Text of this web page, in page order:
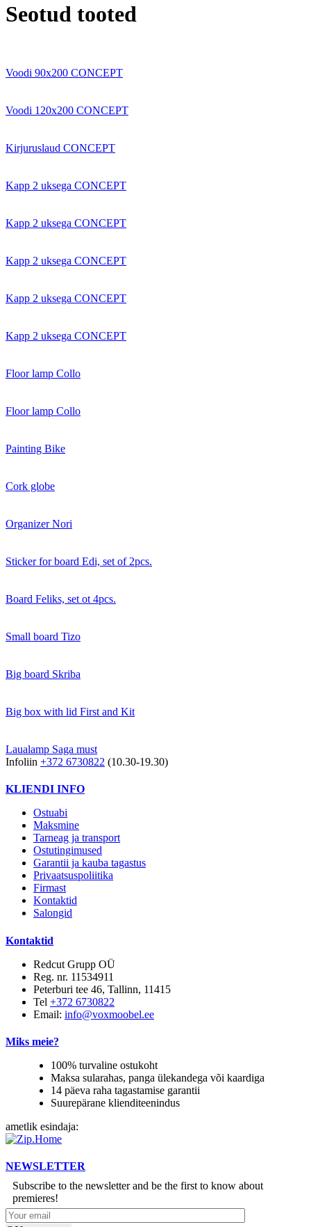
Seotud tooted
Voodi 90x200 CONCEPT
Voodi 120x200 CONCEPT
Kirjuruslaud CONCEPT
Kapp 2 uksega CONCEPT
Kapp 2 uksega CONCEPT
Kapp 2 uksega CONCEPT
Kapp 2 uksega CONCEPT
Kapp 2 uksega CONCEPT
Floor lamp Collo
Floor lamp Collo
Painting Bike
Cork globe
Organizer Nori
Sticker for board Edi, set of 2pcs.
Board Feliks, set ot 4pcs.
Small board Tizo
Big board Skriba
Big box with lid First and Kit
Laualamp Saga must
Infoliin +372 6730822 (10.30-19.30)
KLIENDI INFO
Ostuabi
Maksmine
Tarneag ja transport
Ostutingimused
Garantii ja kauba tagastus
Privaatsuspoliitika
Firmast
Kontaktid
Salongid
Kontaktid
Redcut Grupp OÜ
Reg. nr. 11534911
Peterburi tee 46, Tallinn, 11415
Tel +372 6730822
Email: info@voxmoobel.ee
Miks meie?
100% turvaline ostukoht
Maksa sularahas, panga ülekandega või kaardiga
14 päeva raha tagastamise garantii
Suurepärane klienditeenindus
ametlik esindaja:
NEWSLETTER
Subscribe to the newsletter and be the first to know about
premieres!